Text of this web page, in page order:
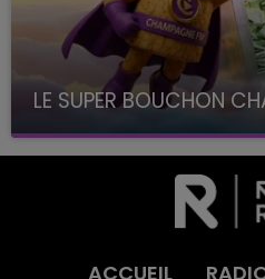
LE SUPER BOUCHON
avec La Famille
ACCUEIL